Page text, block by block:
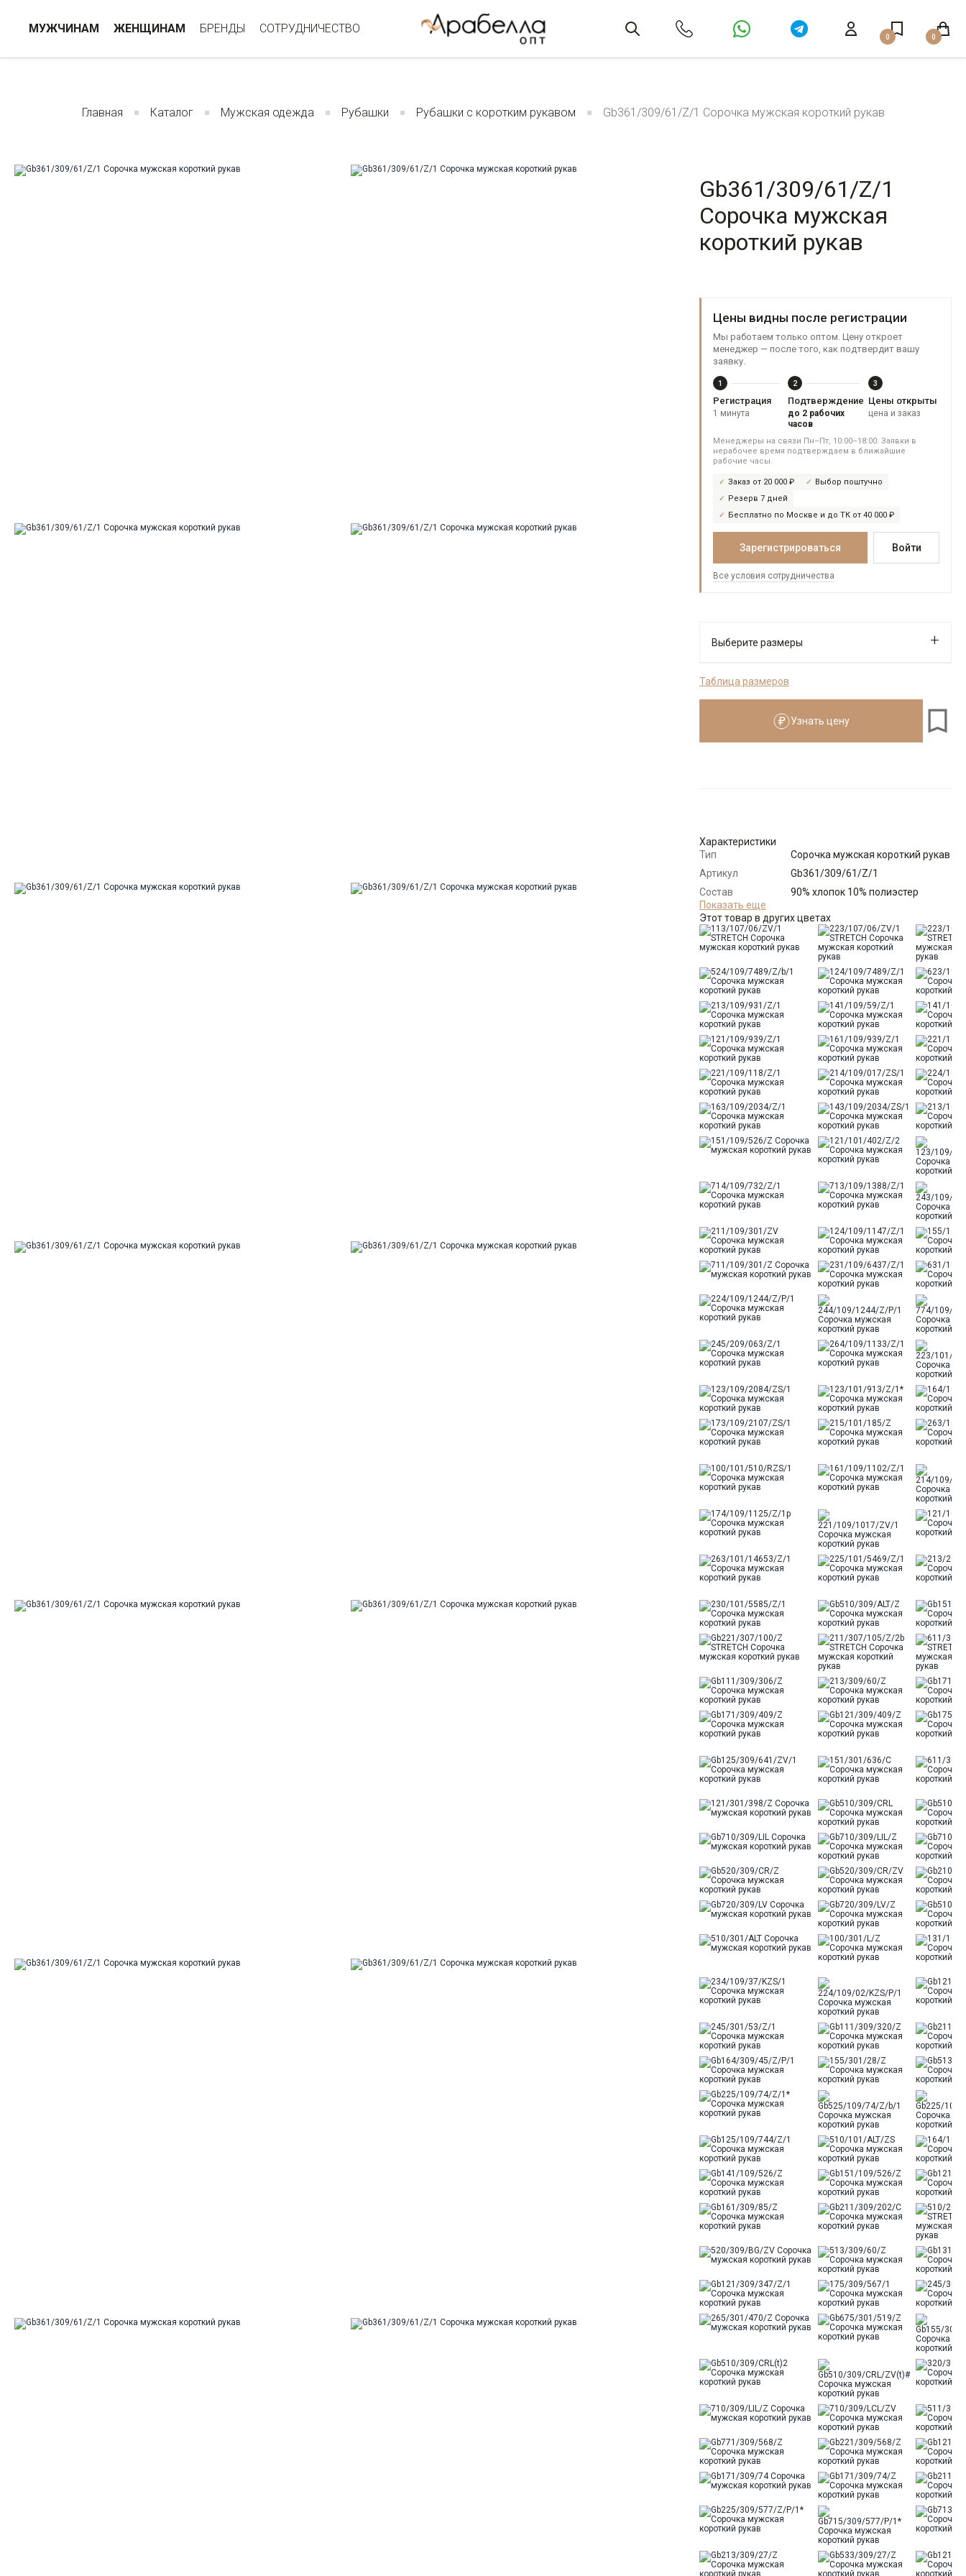
МУЖЧИНАМ ЖЕНЩИНАМ БРЕНДЫ СОТРУДНИЧЕСТВО
0 0
Главная Каталог Мужская одежда Рубашки Рубашки с коротким рукавом Gb361/309/61/Z/1 Сорочка мужская короткий рукав
Gb361/309/61/Z/1
Сорочка мужская
короткий рукав
Цены видны после регистрации
Мы работаем только оптом. Цену откроет
менеджер — после того, как подтвердит вашу
заявку.
1
Регистрация
1 минута
2
Подтверждение
до 2 рабочих
часов
3
Цены открыты
цена и заказ
Менеджеры на связи Пн–Пт, 10:00–18:00. Заявки в
нерабочее время подтверждаем в ближайшие
рабочие часы.
Заказ от 20 000 ₽
Выбор поштучно
Резерв 7 дней
Бесплатно по Москве и до ТК от 40 000 ₽
Зарегистрироваться Войти
Все условия сотрудничества
Выберите размеры
Выбрать размерный ряд
по 1 шт каждого доступного размера
Таблица размеров
Узнать цену
Характеристики
Тип
Сорочка мужская короткий рукав
Артикул
Gb361/309/61/Z/1
Состав
сырья
90% хлопок 10% полиэстер
Бренд
GREG
Модель
Зауженная
Серый
Ворот
Французский
Карман
стандартный, слева, накладной
Силуэт
Полуприталенный силуэт /
Regular fit
Показать еще
Этот товар в других цветах